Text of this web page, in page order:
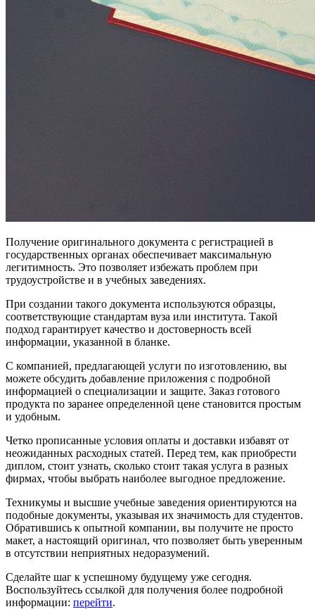
Получение оригинального документа с регистрацией в
государственных органах обеспечивает максимальную
легитимность. Это позволяет избежать проблем при
трудоустройстве и в учебных заведениях.
При создании такого документа используются образцы,
соответствующие стандартам вуза или института. Такой
подход гарантирует качество и достоверность всей
информации, указанной в бланке.
С компанией, предлагающей услуги по изготовлению, вы
можете обсудить добавление приложения с подробной
информацией о специализации и защите. Заказ готового
продукта по заранее определенной цене становится простым
и удобным.
Четко прописанные условия оплаты и доставки избавят от
неожиданных расходных статей. Перед тем, как приобрести
диплом, стоит узнать, сколько стоит такая услуга в разных
фирмах, чтобы выбрать наиболее выгодное предложение.
Техникумы и высшие учебные заведения ориентируются на
подобные документы, указывая их значимость для студентов.
Обратившись к опытной компании, вы получите не просто
макет, а настоящий оригинал, что позволяет быть уверенным
в отсутствии неприятных недоразумений.
Сделайте шаг к успешному будущему уже сегодня.
Воспользуйтесь ссылкой для получения более подробной
информации: перейти.